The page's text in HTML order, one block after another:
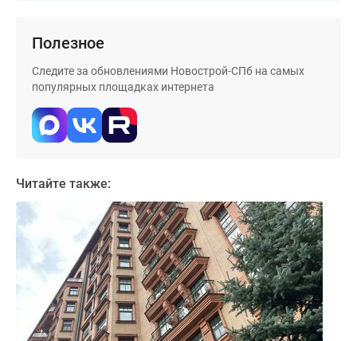
Полезное
Следите за обновлениями Новострой-СПб на самых
популярных площадках интернета
Читайте также: